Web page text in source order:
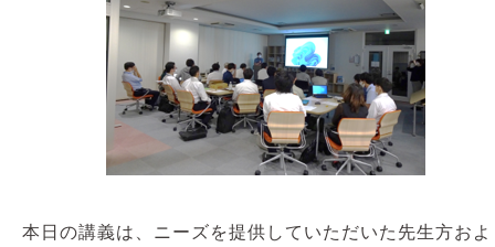
本日の講義は、ニーズを提供していただいた先生方およ